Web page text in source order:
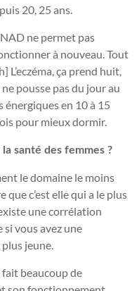
20, 25 ans.
ne permet pas
à nouveau. Tout
ça prend huit,
pousse pas du jour au
énergiques en 10 à 15
pour mieux dormir.
santé des femmes ?
le domaine le moins
que c’est elle qui a le plus
une corrélation
vous avez une
jeune.
fait beaucoup de